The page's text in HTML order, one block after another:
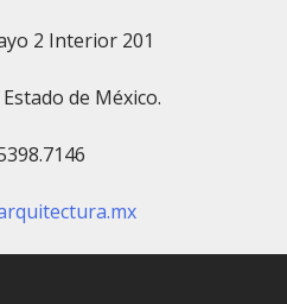
2 Interior 201
de México.